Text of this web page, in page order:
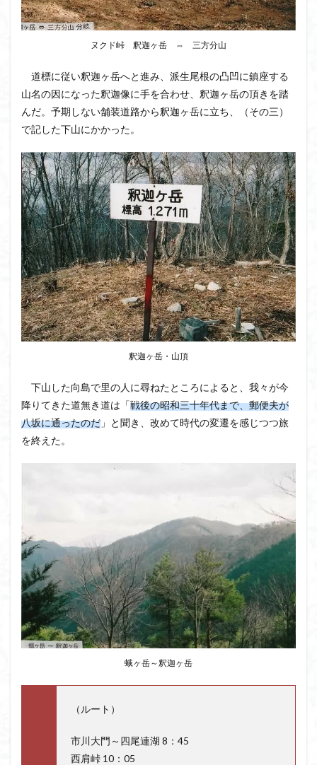
ヌクド峠 釈迦ヶ岳 ⇔ 三方分山
道標に従い釈迦ヶ岳へと進み、派生尾根の凸凹に鎮座する
山名の因になった釈迦像に手を合わせ、釈迦ヶ岳の頂きを踏
んだ。予期しない舗装道路から釈迦ヶ岳に立ち、（その三）
で記した下山にかかった。
釈迦ヶ岳・山頂
下山した向島で里の人に尋ねたところによると、我々が今
降りてきた道無き道は「戦後の昭和三十年代まで、郵便夫が
八坂に通ったのだ 」と聞き、改めて時代の変遷を感じつつ旅
を終えた。
蛾ヶ岳～釈迦ヶ岳
（ルート）
市川大門～四尾連湖 8：45
西肩峠 10：05